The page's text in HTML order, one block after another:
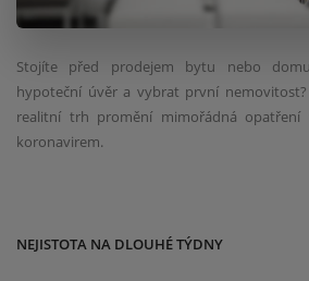
Stojíte před prodejem bytu nebo
hypoteční úvěr a vybrat první
realitní trh promění mimořádná opatření
koronavirem.
NEJISTOTA NA DLOUHÉ TÝDNY